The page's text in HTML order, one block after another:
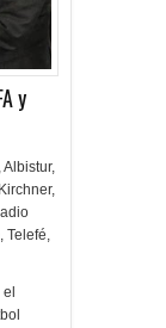
y
,Albistur,
,
, Telefé,